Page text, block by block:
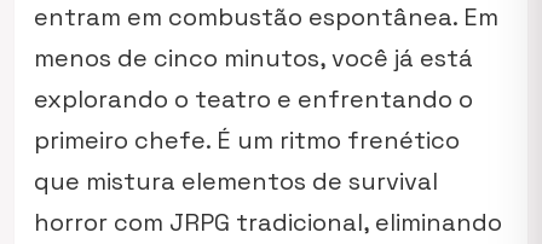
entram em combustão espontânea. Em
menos de cinco minutos, você já está
explorando o teatro e enfrentando o
primeiro chefe. É um ritmo frenético
que mistura elementos de survival
horror com JRPG tradicional, eliminando